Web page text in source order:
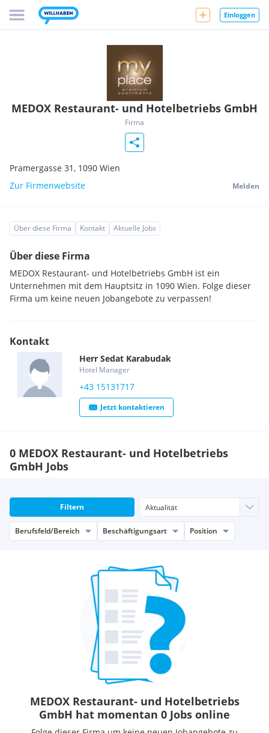
Einloggen
MEDOX Restaurant- und Hotelbetriebs GmbH
Firma
Pramergasse 31, 1090 Wien
Zur Firmenwebsite
Melden
Über diese Firma Kontakt Aktuelle Jobs
Über diese Firma
MEDOX Restaurant- und Hotelbetriebs GmbH ist ein
Unternehmen mit dem Hauptsitz in 1090 Wien. Folge dieser
Firma um keine neuen Jobangebote zu verpassen!
Kontakt
Herr Sedat Karabudak
Hotel Manager
+43 15131717
Jetzt kontaktieren
0 MEDOX Restaurant- und Hotelbetriebs
GmbH Jobs
Filtern
Berufsfeld/Bereich Beschäftigungsart Position
MEDOX Restaurant- und Hotelbetriebs
GmbH hat momentan 0 Jobs online